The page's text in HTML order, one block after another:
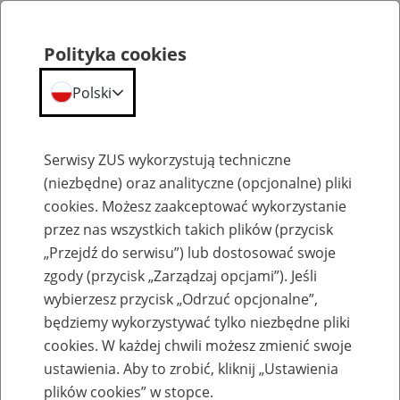
Emerytury
Baza zlikwidowanych lub
przekształconych zakładów pracy
Polityka cookies
Polski
Serwisy ZUS wykorzystują techniczne
(niezbędne) oraz analityczne (opcjonalne) pliki
cookies. Możesz zaakceptować wykorzystanie
przez nas wszystkich takich plików (przycisk
„Przejdź do serwisu”) lub dostosować swoje
zgody (przycisk „Zarządzaj opcjami”). Jeśli
wybierzesz przycisk „Odrzuć opcjonalne”,
będziemy wykorzystywać tylko niezbędne pliki
cookies. W każdej chwili możesz zmienić swoje
ustawienia. Aby to zrobić, kliknij „Ustawienia
plików cookies” w stopce.